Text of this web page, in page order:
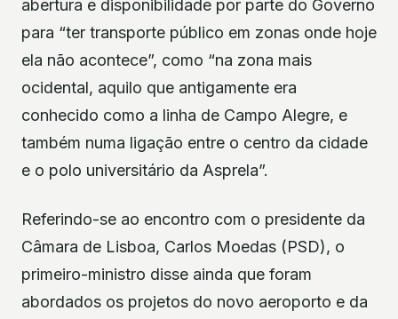
abertura e disponibilidade por parte do Governo
para “ter transporte público em zonas onde hoje
ela não acontece”, como “na zona mais
ocidental, aquilo que antigamente era
conhecido como a linha de Campo Alegre, e
também numa ligação entre o centro da cidade
e o polo universitário da Asprela”.
Referindo-se ao encontro com o presidente da
Câmara de Lisboa, Carlos Moedas (PSD), o
primeiro-ministro disse ainda que foram
abordados os projetos do novo aeroporto e da